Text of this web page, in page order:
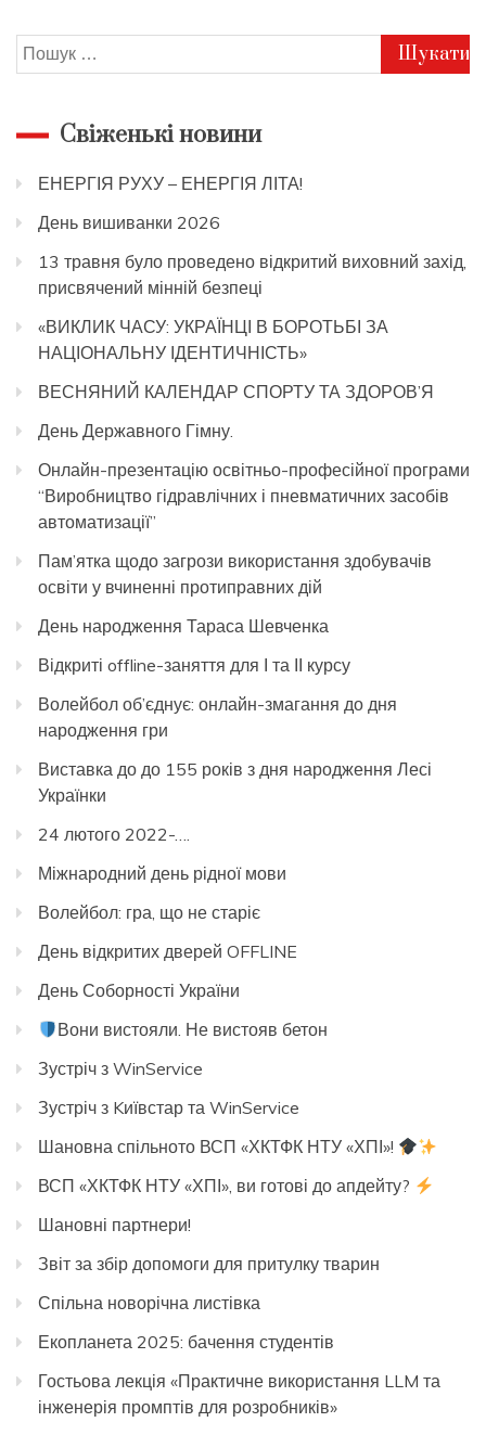
Пошук:
Свіженькі новини
ЕНЕРГІЯ РУХУ – ЕНЕРГІЯ ЛІТА!
День вишиванки 2026
13 травня було проведено відкритий виховний захід,
присвячений мінній безпеці
«ВИКЛИК ЧАСУ: УКРАЇНЦІ В БОРОТЬБІ ЗА
НАЦІОНАЛЬНУ ІДЕНТИЧНІСТЬ»
ВЕСНЯНИЙ КАЛЕНДАР СПОРТУ ТА ЗДОРОВ’Я
День Державного Гімну.
Онлайн-презентацію освітньо-професійної програми
“Виробництво гідравлічних і пневматичних засобів
автоматизації”
Пам’ятка щодо загрози використання здобувачів
освіти у вчиненні протиправних дій
День народження Тараса Шевченка
Відкриті offline-заняття для І та ІІ курсу
Волейбол об’єднує: онлайн-змагання до дня
народження гри
Виставка до до 155 років з дня народження Лесі
Українки
24 лютого 2022-….
Міжнародний день рідної мови
Волейбол: гра, що не старіє
День відкритих дверей OFFLINE
День Соборності України
Вони вистояли. Не вистояв бетон
Зустріч з WinService
Зустріч з Kиївстар та WinService
Шановна спільното ВСП «ХКТФК НТУ «ХПІ»!
ВСП «ХКТФК НТУ «ХПІ», ви готові до апдейту?
Шановні партнери!
Звіт за збір допомоги для притулку тварин
Спільна новорічна листівка
Екопланета 2025: бачення студентів
Гостьова лекція «Практичне використання LLM та
інженерія промптів для розробників»